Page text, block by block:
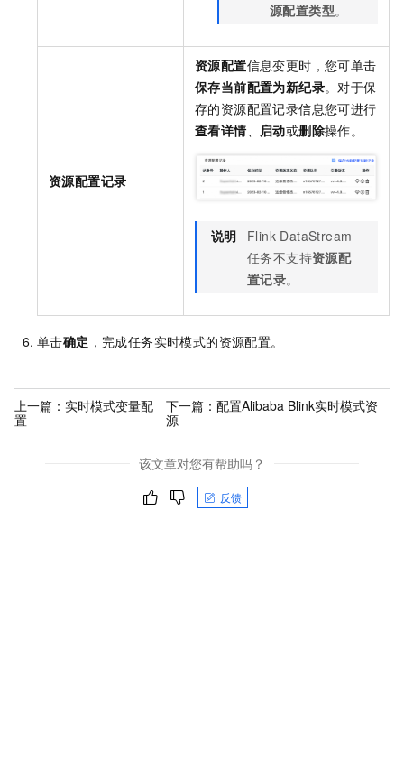
源配置类型。
资源配置记录
资源配置信息变更时，您可单击
保存当前配置为新纪录。对于保
存的资源配置记录信息您可进行
查看详情、 启动或删除操作。
说明
Flink DataStream
任务不支持资源配
置记录。
单击确定 ，完成任务实时模式的资源配置。
上一篇： 实时模式变量配
置
下一篇： 配置Alibaba Blink实时模式资
源
该文章对您有帮助吗？
反馈